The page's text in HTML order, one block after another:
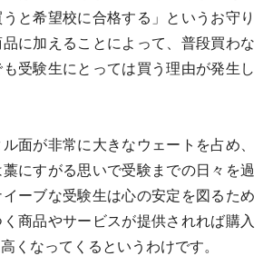
と希望校に合格する」というお守り
に加えることによって、普段買わな
受験生にとっては買う理由が発生し
面が非常に大きなウェートを占め、
にすがる思いで受験までの日々を過
ーブな受験生は心の安定を図るため
商品やサービスが提供されれば購入
くなってくるというわけです。